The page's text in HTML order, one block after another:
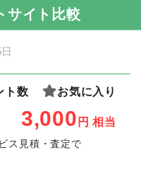
サイト比較
ト数 お気に入り
3,000 円 相当
ス見積・査定で